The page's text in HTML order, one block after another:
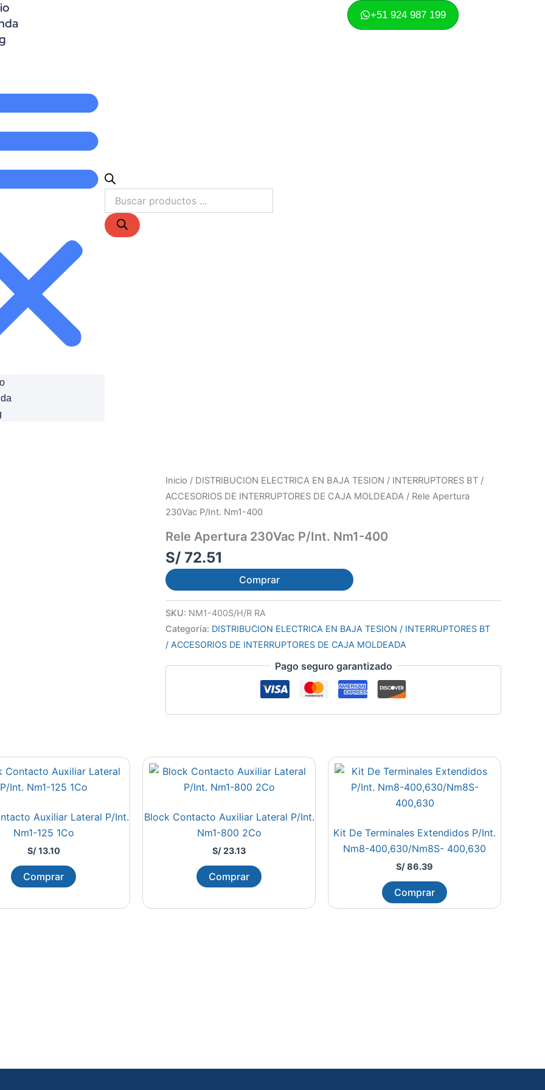
+51 924 987 199
Inicio / DISTRIBUCION ELECTRICA EN BAJA TESION / INTERRUPTORES BT /
ACCESORIOS DE INTERRUPTORES DE CAJA MOLDEADA / Rele Apertura
230Vac P/Int. Nm1-400
Rele Apertura 230Vac P/Int. Nm1-400
S/ 72.51
Comprar
SKU: NM1-400S/H/R RA
Categoría: DISTRIBUCION ELECTRICA EN BAJA TESION / INTERRUPTORES BT
/ ACCESORIOS DE INTERRUPTORES DE CAJA MOLDEADA
Pago seguro garantizado
Auxiliar Lateral P/Int.
Nm1-125 1Co
S/13.10
Comprar
Block Contacto Auxiliar Lateral P/Int.
Nm1-800 2Co
S/23.13
Comprar
Kit De Terminales Extendidos P/Int.
Nm8-400,630/Nm8S- 400,630
S/86.39
Comprar